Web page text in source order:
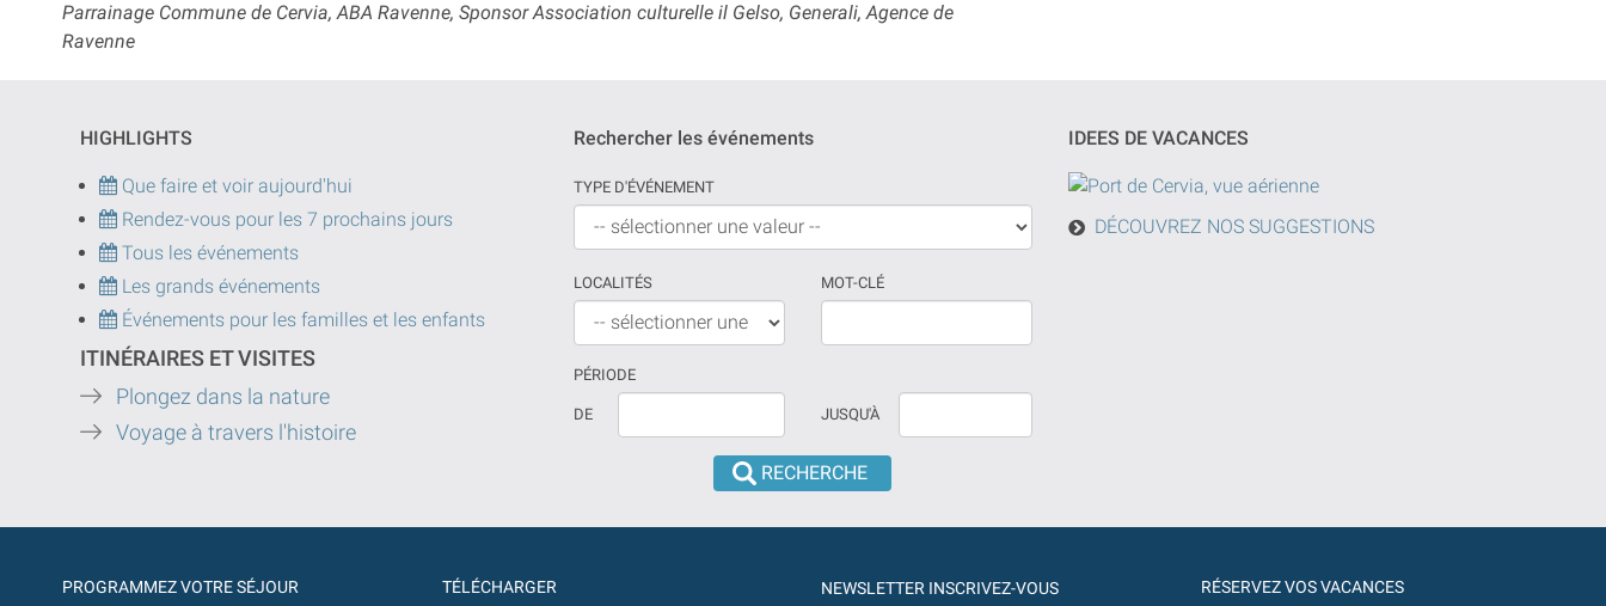
Parrainage Commune de Cervia, ABA Ravenne, Sponsor Association culturelle il Gelso, Generali, Agence de
Ravenne
HIGHLIGHTS
Que faire et voir aujourd'hui
Rendez-vous pour les 7 prochains jours
Tous les événements
Les grands événements
Événements pour les familles et les enfants
ITINÉRAIRES ET VISITES
Plongez dans la nature
Voyage à travers l'histoire
Rechercher les événements
TYPE D'ÉVÉNEMENT
LOCALITÉS MOT-CLÉ
PÉRIODE
Si
aucune
La
DE JUSQU'À
IDEES DE VACANCES
DÉCOUVREZ NOS SUGGESTIONS
PROGRAMMEZ VOTRE SÉJOUR TÉLÉCHARGER NEWSLETTER INSCRIVEZ-VOUS RÉSERVEZ VOS VACANCES